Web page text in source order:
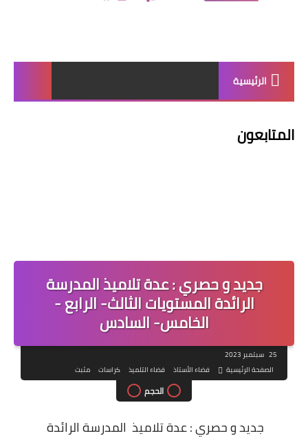
الرئيسية
المتابعون
جديد و حصري : عدة تلاميذ المدرسة
الرائدة المستويات الثالث- الرابع -
الخامس- السادس
25 سبتمبر 2023
الصفحة الرئيسية
فضاء الأستاذ فضاء التلميذ كراسات مثبت
الحجم
جديد و حصري : عدة تلاميذ المدرسة الرائدة